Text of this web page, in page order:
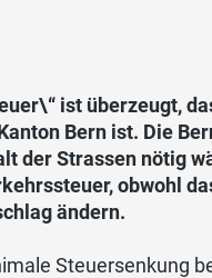
ist überzeugt,
Bern ist. Die
der Strassen nötig
obwohl
ändern.
Steuersenkung